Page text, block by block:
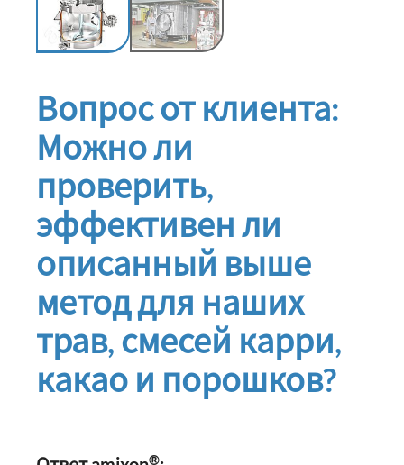
Вопрос от клиента:
Можно ли
проверить,
эффективен ли
описанный выше
метод для наших
трав, смесей карри,
какао и порошков?
®